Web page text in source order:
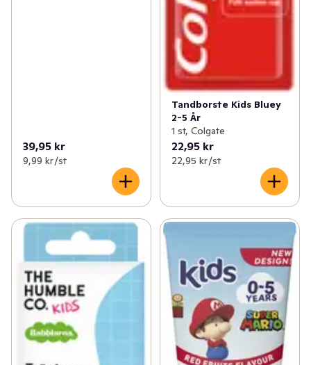
39,95 kr
9,99 kr /st
Tandborste Kids Bluey
2-5 År
1 st, Colgate
22,95 kr
22,95 kr /st